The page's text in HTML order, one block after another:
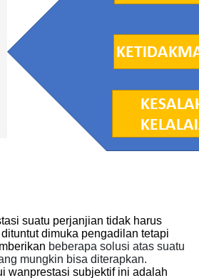
suatu perjanjian tidak harus
dimuka pengadilan tetapi
beberapa solusi atas suatu
mungkin bisa diterapkan.
wanprestasi subjektif ini adalah